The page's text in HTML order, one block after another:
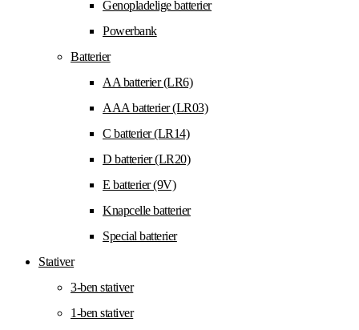
Genopladelige batterier
Powerbank
Batterier
AA batterier (LR6)
AAA batterier (LR03)
C batterier (LR14)
D batterier (LR20)
E batterier (9V)
Knapcelle batterier
Special batterier
Stativer
3-ben stativer
1-ben stativer